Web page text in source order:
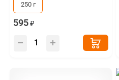
250 г
595